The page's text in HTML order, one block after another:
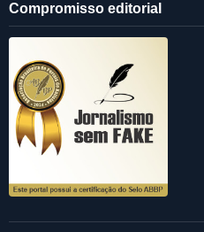
Compromisso editorial